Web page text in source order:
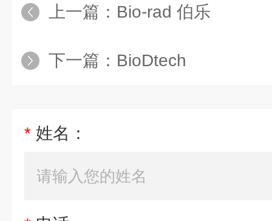
上一篇： Bio-rad 伯乐
下一篇： BioDtech
* 姓名：